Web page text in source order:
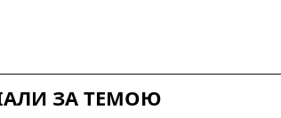
ЗА ТЕМОЮ